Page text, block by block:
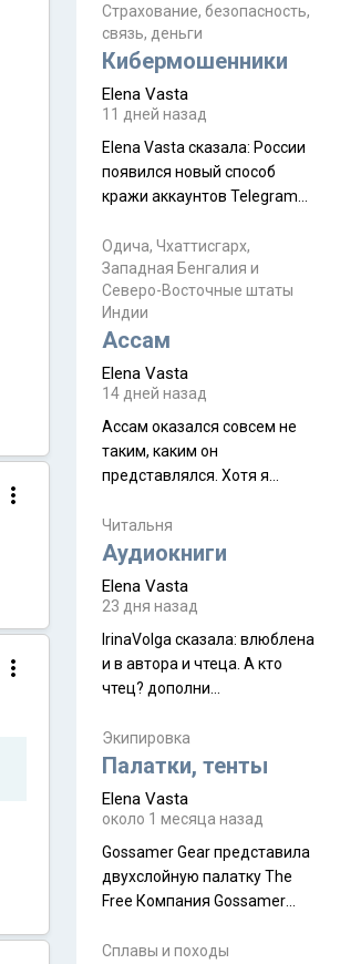
заслужено, и чтобы попасть
на начало тропы показали
водителю карту, иначе
Пошли туда, потому что я
отзывов. По мне – сплошная
физуха, долгий спуск, потом
подъем по этому же пути.
Пока
Страхование, безопасность,
связь, деньги
Кибермошенники
Elena Vasta
11 дней назад
Elena Vasta сказалa: России
появился новый способ
кражи аккаунтов Telegram
Прочитайте! У моих двух
знакомых вот так увели
аккаунты
Одича, Чхаттисгарх,
Западная Бенгалия и
Северо-Восточные штаты
Индии
Ассам
Elena Vasta
14 дней назад
Ассам оказался совсем не
таким, каким он
представлялся. Хотя я
краешек, но все же схватила
ауру штата, как-то он меня
природа, мягкие
такая как бы переходная
ступень между привычной
нам Индией и остальными
надеюсь увидеть.
Читальня
Аудиокниги
Elena Vasta
23 дня назад
IrinaVolga сказалa: влюблена
и в автора и чтеца. А кто
чтец? дополни
Экипировка
Палатки, тенты
Elena Vasta
около 1 месяца назад
Gossamer Gear представила
двухслойную палатку The
Free Компания Gossamer
туристическую палатку The
Сплавы и походы